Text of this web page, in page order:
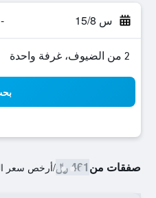
س 15/8 -
2 من الضيوف، غرفة واحدة
صفقات من461 ﷼ /أرخص سعر